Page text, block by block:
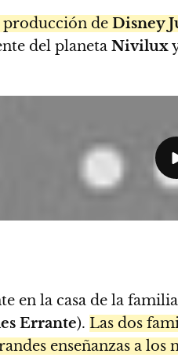
producción de Disney
del planeta Nivilux
en la casa de la
Errante). Las dos
enseñanzas a los